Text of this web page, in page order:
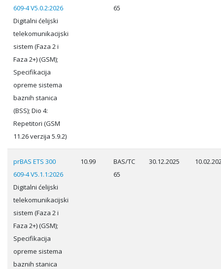
609-4 V5.0.2:2026
Digitalni ćelijski
telekomunikacijski
sistem (Faza 2 i
Faza 2+) (GSM);
Specifikacija
opreme sistema
baznih stanica
(BSS); Dio 4:
Repetitori (GSM
11.26 verzija 5.9.2)
65
prBAS ETS 300
609-4 V5.1.1:2026
Digitalni ćelijski
telekomunikacijski
sistem (Faza 2 i
Faza 2+) (GSM);
Specifikacija
opreme sistema
baznih stanica
10.99
BAS/TC
65
30.12.2025